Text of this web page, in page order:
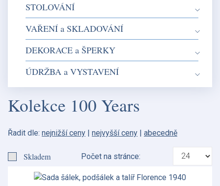
Kolekce 100 Years
Řadit dle: nejnižší ceny | nejvyšší ceny | abecedně
Skladem Počet na stránce:
STOLOVÁNÍ
VAŘENÍ a SKLADOVÁNÍ
DEKORACE a ŠPERKY
ÚDRŽBA a VYSTAVENÍ